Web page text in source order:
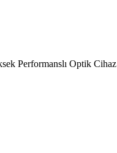
Performanslı Optik Cihaz